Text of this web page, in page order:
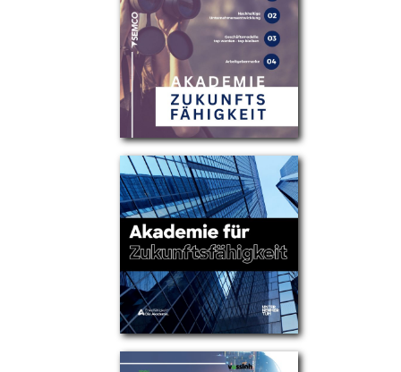
Partner
Über uns